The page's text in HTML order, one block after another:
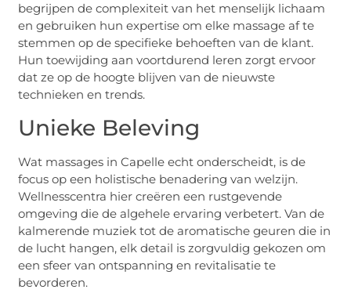
begrijpen de complexiteit van het menselijk lichaam
en gebruiken hun expertise om elke massage af te
stemmen op de specifieke behoeften van de klant.
Hun toewijding aan voortdurend leren zorgt ervoor
dat ze op de hoogte blijven van de nieuwste
technieken en trends.
Unieke Beleving
Wat massages in Capelle echt onderscheidt, is de
focus op een holistische benadering van welzijn.
Wellnesscentra hier creëren een rustgevende
omgeving die de algehele ervaring verbetert. Van de
kalmerende muziek tot de aromatische geuren die in
de lucht hangen, elk detail is zorgvuldig gekozen om
een sfeer van ontspanning en revitalisatie te
bevorderen.